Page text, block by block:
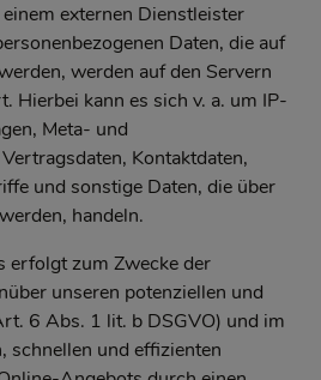
externen Dienstleister
Daten, die auf
werden auf den Servern
Hierbei kann es sich v. a. um IP-
Meta- und
Kontaktdaten,
und sonstige Daten, die über
handeln.
erfolgt zum Zwecke der
unseren potenziellen und
6 Abs. 1 lit. b DSGVO) und im
schnellen und effizienten